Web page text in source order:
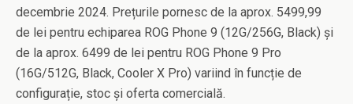
decembrie 2024. Prețurile pornesc de la aprox. 5499,99
de lei pentru echiparea ROG Phone 9 (12G/256G, Black) și
de la aprox. 6499 de lei pentru ROG Phone 9 Pro
(16G/512G, Black, Cooler X Pro) variind în funcție de
configurație, stoc și oferta comercială.